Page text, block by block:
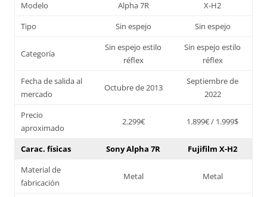
Modelo
Alpha 7R
X-H2
Tipo
Sin espejo Sin espejo
Categoría
Sin espejo estilo
réflex
Sin espejo estilo
réflex
Fecha de salida al
mercado
Octubre de 2013
Septiembre de
2022
Precio
aproximado
2.299€ 1.899€ / 1.999$
Carac. físicas Sony Alpha 7R
Fujifilm X-H2
Material de
fabricación
Metal Metal